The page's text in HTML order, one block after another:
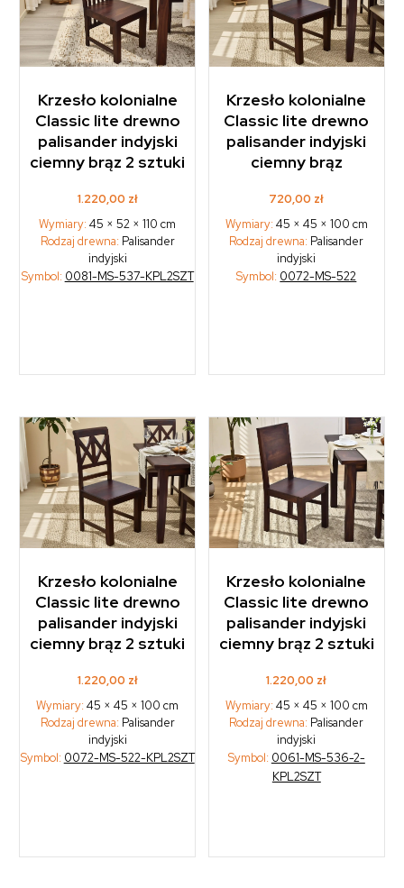
Krzesło kolonialne
Classic lite drewno
palisander indyjski
ciemny brąz 2 sztuki
1.220,00 zł
Wymiary:45 × 52 × 110 cm
Rodzaj drewna: Palisander
indyjski
Symbol: 0081-MS-537-KPL2SZT
Krzesło kolonialne
Classic lite drewno
palisander indyjski
ciemny brąz
720,00 zł
Wymiary: 45 × 45 × 100 cm
Rodzaj drewna: Palisander
indyjski
Symbol: 0072-MS-522
Krzesło kolonialne
Classic lite drewno
palisander indyjski
ciemny brąz 2 sztuki
1.220,00 zł
Wymiary:45 × 45 × 100 cm
Rodzaj drewna: Palisander
indyjski
Symbol: 0072-MS-522-KPL2SZT
Krzesło kolonialne
Classic lite drewno
palisander indyjski
ciemny brąz 2 sztuki
1.220,00 zł
Wymiary: 45 × 45 × 100 cm
Rodzaj drewna: Palisander
indyjski
Symbol: 0061-MS-536-2-
KPL2SZT